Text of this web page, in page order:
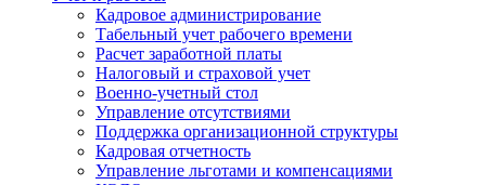
Кадровое администрирование
Табельный учет рабочего времени
Расчет заработной платы
Налоговый и страховой учет
Военно-учетный стол
Управление отсутствиями
Поддержка организационной структуры
Кадровая отчетность
Управление льготами и компенсациями